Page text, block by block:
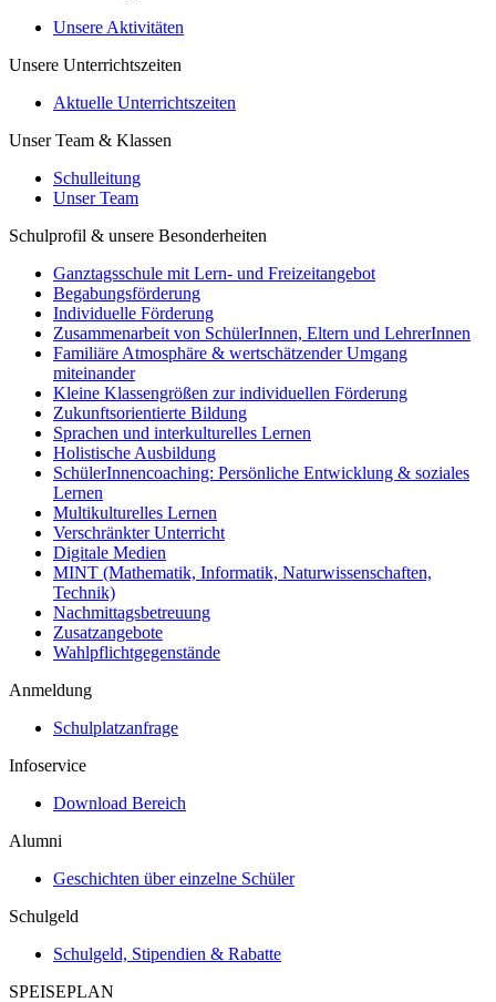
Unsere Aktivitäten
Unsere Unterrichtszeiten
Aktuelle Unterrichtszeiten
Unser Team & Klassen
Schulleitung
Unser Team
Schulprofil & unsere Besonderheiten
Ganztagsschule mit Lern- und Freizeitangebot
Begabungsförderung
Individuelle Förderung
Zusammenarbeit von SchülerInnen, Eltern und LehrerInnen
Familiäre Atmosphäre & wertschätzender Umgang
miteinander
Kleine Klassengrößen zur individuellen Förderung
Zukunftsorientierte Bildung
Sprachen und interkulturelles Lernen
Holistische Ausbildung
SchülerInnencoaching: Persönliche Entwicklung & soziales
Lernen
Multikulturelles Lernen
Verschränkter Unterricht
Digitale Medien
MINT (Mathematik, Informatik, Naturwissenschaften,
Technik)
Nachmittagsbetreuung
Zusatzangebote
Wahlpflichtgegenstände
Anmeldung
Schulplatzanfrage
Infoservice
Download Bereich
Alumni
Geschichten über einzelne Schüler
Schulgeld
Schulgeld, Stipendien & Rabatte
SPEISEPLAN